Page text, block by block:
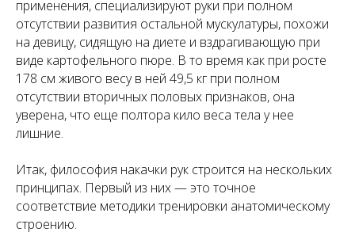
применения, специализируют руки при полном
отсутствии развития остальной мускулатуры, похожи
на девицу, сидящую на диете и вздрагивающую при
виде картофельного пюре. В то время как при росте
178 см живого весу в ней 49,5 кг при полном
отсутствии вторичных половых признаков, она
уверена, что еще полтора кило веса тела у нее
лишние.
Итак, философия накачки рук строится на нескольких
принципах. Первый из них — это точное
соответствие методики тренировки анатомическому
строению.